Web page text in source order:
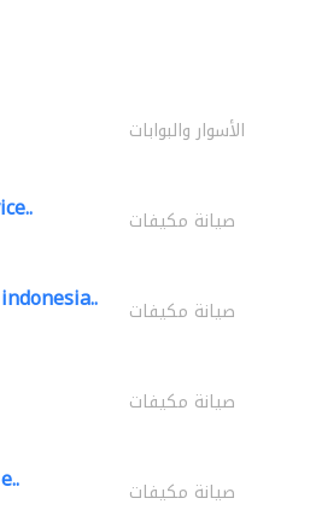
الأسوار والبوابات
صيانة مكيفات
صيانة مكيفات
صيانة مكيفات
صيانة مكيفات